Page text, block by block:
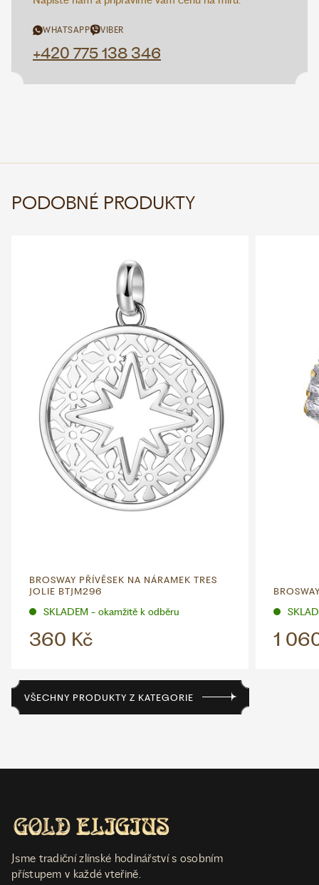
WHATSAPP VIBER
+420 775 138 346
PODOBNÉ PRODUKTY
BROSWAY PŘÍVĚSEK NA NÁRAMEK TRES
JOLIE BTJM296
SKLADEM - okamžitě k odběru
360 Kč 1
VŠECHNY PRODUKTY Z KATEGORIE
Jsme tradiční zlínské hodinářství s osobním
přístupem v každé vteřině.